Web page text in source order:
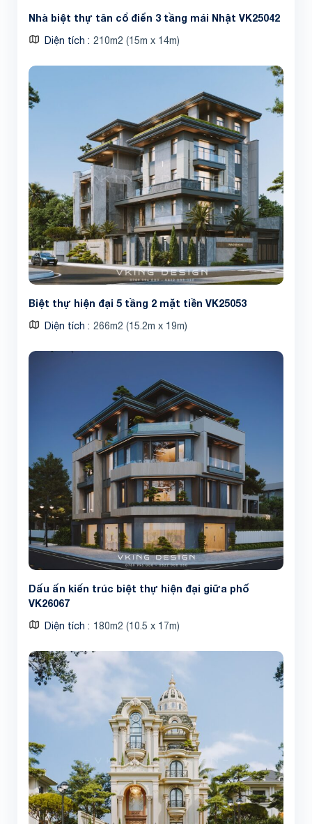
Nhà biệt thự tân cổ điển 3 tầng mái Nhật VK25042
Diện tích 210m2 (15m x 14m)
Biệt thự hiện đại 5 tầng 2 mặt tiền VK25053
Diện tích 266m2 (15.2m x 19m)
Dấu ấn kiến trúc biệt thự hiện đại giữa phố
VK26067
Diện tích 180m2 (10.5 x 17m)